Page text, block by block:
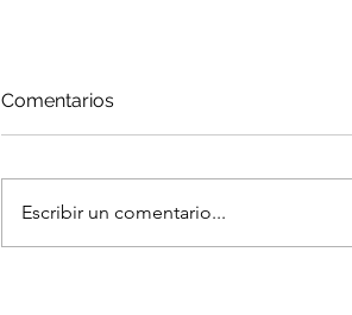
Comentarios
Escribir un comentario...